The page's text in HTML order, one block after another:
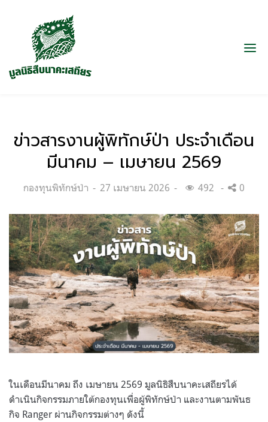
ข่าวสารงานผู้พิทักษ์ป่า ประจำเดือน
มีนาคม – เมษายน 2569
Categories:
กองทุนพิทักษ์ป่า
Posted
27 เมษายน 2026 492 0
ในเดือนมีนาคม ถึง เมษายน 2569 มูลนิธิสืบนาคะเสถียรได้
ดำเนินกิจกรรมภายใต้กองทุนเพื่อผู้พิทักษ์ป่า และงานตามพันธ
กิจ Ranger ผ่านกิจกรรมต่างๆ ดังนี้